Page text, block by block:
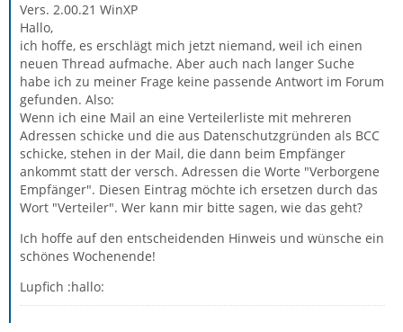
Vers. 2.00.21 WinXP
Hallo,
ich hoffe, es erschlägt mich jetzt niemand, weil ich einen
neuen Thread aufmache. Aber auch nach langer Suche
habe ich zu meiner Frage keine passende Antwort im Forum
gefunden. Also:
Wenn ich eine Mail an eine Verteilerliste mit mehreren
Adressen schicke und die aus Datenschutzgründen als BCC
schicke, stehen in der Mail, die dann beim Empfänger
ankommt statt der versch. Adressen die Worte "Verborgene
Empfänger". Diesen Eintrag möchte ich ersetzen durch das
Wort "Verteiler". Wer kann mir bitte sagen, wie das geht?
Ich hoffe auf den entscheidenden Hinweis und wünsche ein
schönes Wochenende!
Lupfich :hallo: